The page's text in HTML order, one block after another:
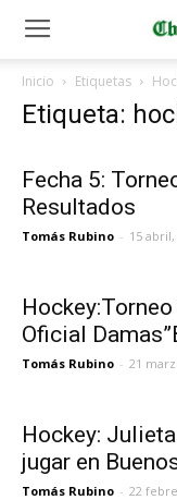
Inicio Etiquetas
Etiqueta:
Fecha 5:
Resultados
Tomás Rubino - 15 abril,
Oficial
Tomás Rubino - 21
Hockey:
jugar en
Tomás Rubino - 22